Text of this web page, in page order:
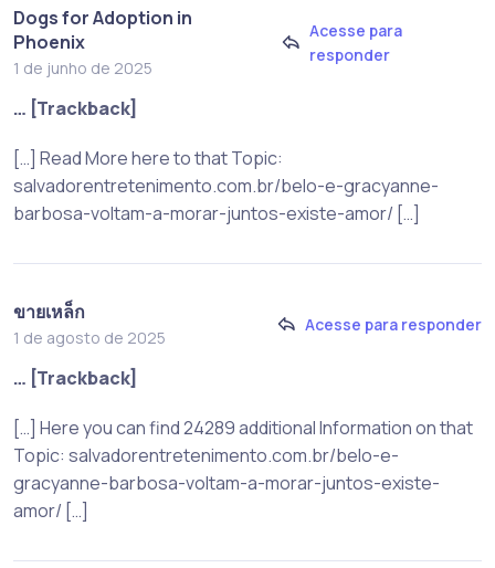
Dogs for Adoption in
Phoenix
1 de junho de 2025
Acesse para
responder
… [Trackback]
[…] Read More here to that Topic:
salvadorentretenimento.com.br/belo-e-gracyanne-
barbosa-voltam-a-morar-juntos-existe-amor/ […]
ขายเหล็ก
1 de agosto de 2025
Acesse para responder
… [Trackback]
[…] Here you can find 24289 additional Information on that
Topic: salvadorentretenimento.com.br/belo-e-
gracyanne-barbosa-voltam-a-morar-juntos-existe-
amor/ […]